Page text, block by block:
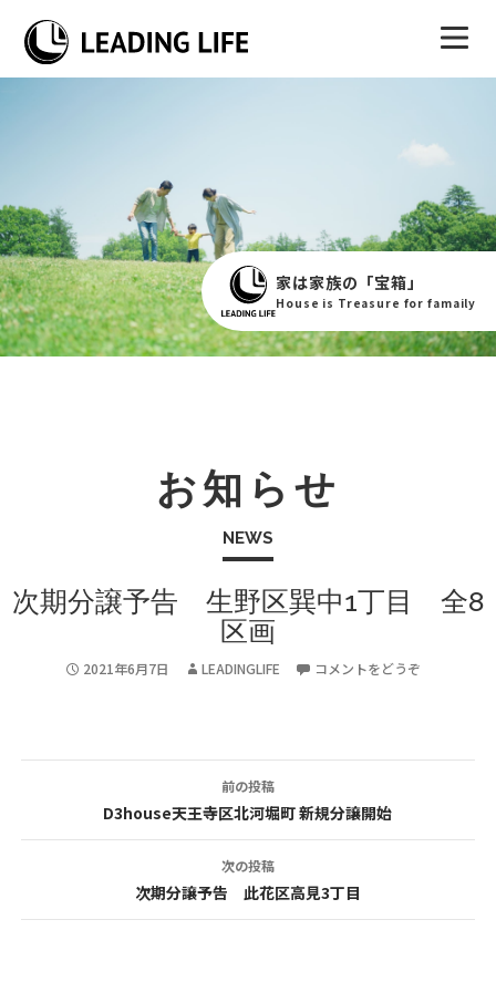
家は家族の「宝箱」
House is Treasure for famaily
お知らせ
NEWS
次期分譲予告 生野区巽中1丁目 全8
区画
2021年6月7日 LEADINGLIFE コメントをどうぞ
前の投稿
D3house天王寺区北河堀町 新規分譲開始
次の投稿
次期分譲予告 此花区高見3丁目